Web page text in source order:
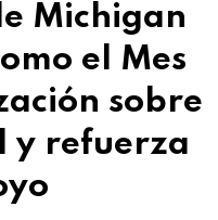
Michigan
el Mes
sobre
y refuerza